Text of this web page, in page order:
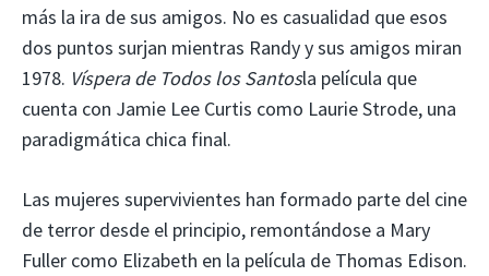
más la ira de sus amigos. No es casualidad que esos
dos puntos surjan mientras Randy y sus amigos miran
1978. Víspera de Todos los Santosla película que
cuenta con Jamie Lee Curtis como Laurie Strode, una
paradigmática chica final.
Las mujeres supervivientes han formado parte del cine
de terror desde el principio, remontándose a Mary
Fuller como Elizabeth en la película de Thomas Edison.